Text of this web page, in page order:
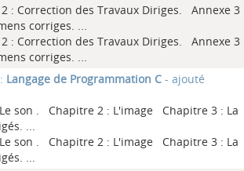
: Correction des Travaux Diriges. Annexe 3
corriges. ...
: Correction des Travaux Diriges. Annexe 3
corriges. ...
: Langage de Programmation C - ajouté
son . Chapitre 2 : L'image Chapitre 3 : La
...
son . Chapitre 2 : L'image Chapitre 3 : La
...